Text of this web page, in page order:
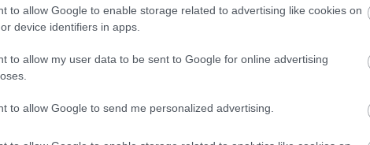
to allow Google to enable storage related to advertising like cookies on
device identifiers in apps.
to allow my user data to be sent to Google for online advertising
to allow Google to send me personalized advertising.
maggiori